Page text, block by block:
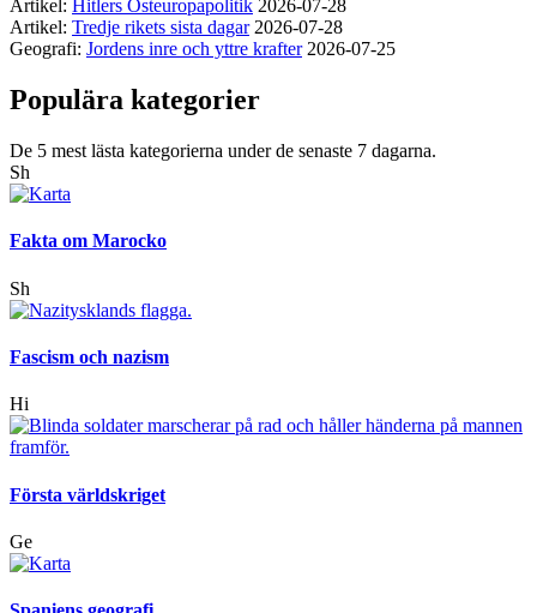
Artikel: Hitlers Östeuropapolitik 2026-07-28
Artikel: Tredje rikets sista dagar 2026-07-28
Geografi: Jordens inre och yttre krafter 2026-07-25
Populära kategorier
De 5 mest lästa kategorierna under de senaste 7 dagarna.
Sh
Fakta om Marocko
Sh
Fascism och nazism
Hi
Första världskriget
Ge